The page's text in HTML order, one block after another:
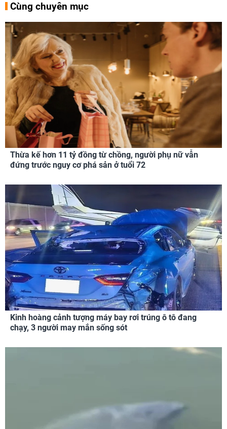
Cùng chuyên mục
Thừa kế hơn 11 tỷ đồng từ chồng, người phụ nữ vẫn
đứng trước nguy cơ phá sản ở tuổi 72
Kinh hoàng cảnh tượng máy bay rơi trúng ô tô đang
chạy, 3 người may mắn sống sót